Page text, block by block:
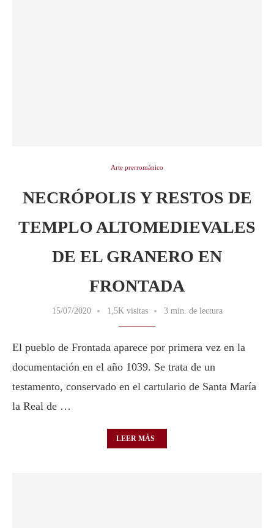
Arte prerrománico
NECRÓPOLIS Y RESTOS DE
TEMPLO ALTOMEDIEVALES
DE EL GRANERO EN
FRONTADA
15/07/2020 1,5K visitas 3 min. de lectura
El pueblo de Frontada aparece por primera vez en la
documentación en el año 1039. Se trata de un
testamento, conservado en el cartulario de Santa María
la Real de …
LEER MÁS